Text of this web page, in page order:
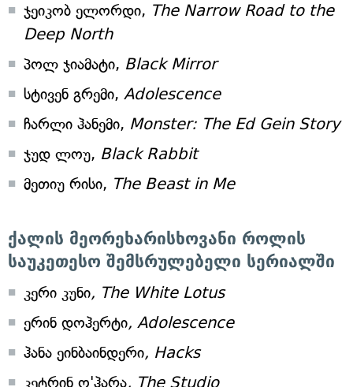
ჯეიკობ ელორდი, The Narrow Road to the
Deep North
პოლ ჯიამატი, Black Mirror
სტივენ გრემი, Adolescence
ჩარლი ჰანემი, Monster: The Ed Gein Story
ჯუდ ლოუ, Black Rabbit
მეთიუ რისი, The Beast in Me
ქალის მეორეხარისხოვანი როლის
საუკეთესო შემსრულებელი სერიალში
კერი კუნი, The White Lotus
ერინ დოჰერტი, Adolescence
ჰანა ეინბაინდერი, Hacks
კეტრინ ო'ჰარა, The Studio